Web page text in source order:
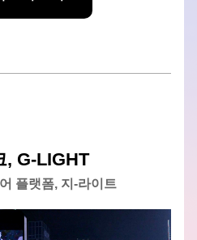
, G-LIGHT
플랫폼, 지-라이트